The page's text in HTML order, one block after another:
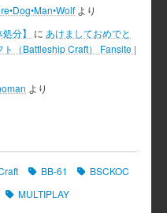
より
分】
に あけましておめでと
（Battleship Craft） Fansite |
より
BB-61
BSCKOC
MULTIPLAY